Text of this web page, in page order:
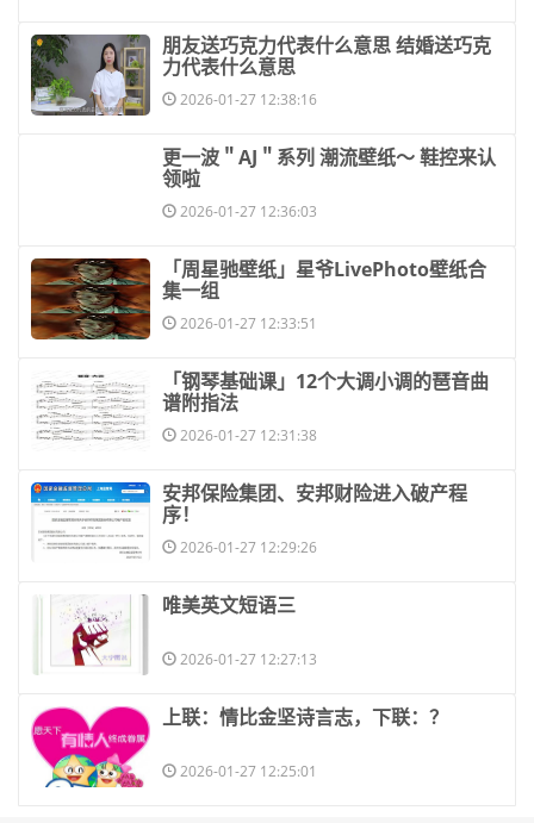
​朋友送巧克力代表什么意思 结婚送巧克
力代表什么意思
2026-01-27 12:38:16
​更一波＂AJ＂系列 潮流壁纸～ 鞋控来认
领啦
2026-01-27 12:36:03
​「周星驰壁纸」星爷LivePhoto壁纸合
集一组
2026-01-27 12:33:51
​「钢琴基础课」12个大调小调的琶音曲
谱附指法
2026-01-27 12:31:38
​安邦保险集团、安邦财险进入破产程
序！
2026-01-27 12:29:26
​唯美英文短语三
2026-01-27 12:27:13
​上联：情比金坚诗言志，下联：？
2026-01-27 12:25:01